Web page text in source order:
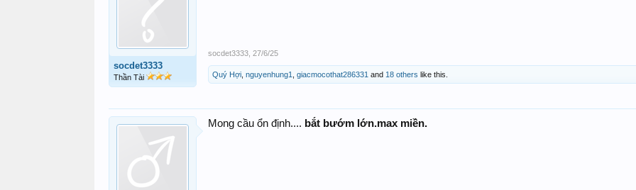
socdet3333
Thần Tài
socdet3333 27/6/25
Quý Hợi nguyenhung1 giacmocothat286331 and 18 others like this.
Mong cầu ổn định.... bắt bướm lớn.max miền.